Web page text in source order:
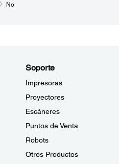
No
Soporte
Impresoras
Proyectores
Escáneres
Puntos de Venta
Robots
Otros Productos